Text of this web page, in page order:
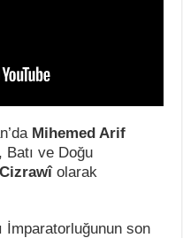
Mihemed Arif
Batı ve Doğu
olarak
İmparatorluğunun son